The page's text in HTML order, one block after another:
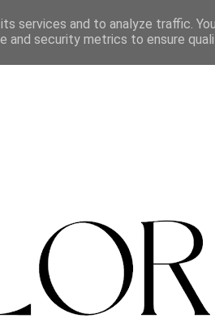
services and to analyze traffic.
and security metrics to ensure